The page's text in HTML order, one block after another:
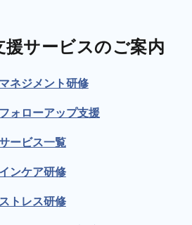
援サービスのご案内
ネジメント研修
ォローアップ支援
ービス一覧
ンケア研修
トレス研修